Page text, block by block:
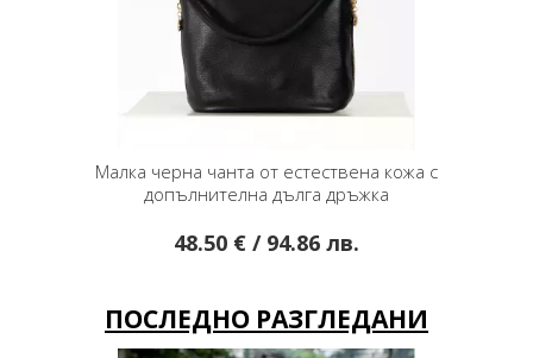
Черна изчистена чанта с метални верижки
47.50 € / 92.90 лв.
ПОСЛЕДНО РАЗГЛЕДАНИ